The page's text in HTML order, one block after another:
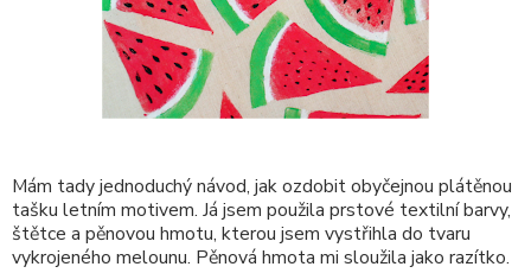
Mám tady jednoduchý návod, jak ozdobit obyčejnou plátěnou
tašku letním motivem. Já jsem použila prstové textilní barvy,
štětce a pěnovou hmotu, kterou jsem vystřihla do tvaru
vykrojeného melounu. Pěnová hmota mi sloužila jako razítko.